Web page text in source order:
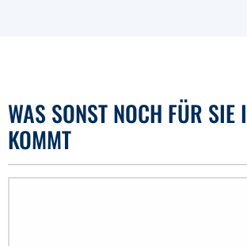
WAS SONST NOCH FÜR SIE
KOMMT